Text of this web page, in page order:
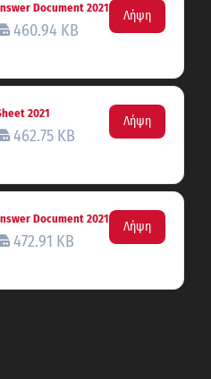
Document 2021
460.94 KB
Λήψη
2021
462.75 KB
Λήψη
Document 2021
472.91 KB
Λήψη